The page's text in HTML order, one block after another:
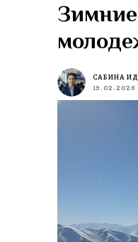
САБИНА
19.02.2026